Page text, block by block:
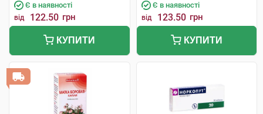
Є в наявності
від 122.50 грн
КУПИТИ
Є в наявності
від 123.50 грн
КУПИТИ